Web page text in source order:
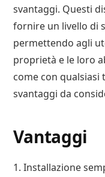
svantaggi. Questi
fornire un livello di
permettendo agli
proprietà e le loro
come con qualsiasi
svantaggi da
Vantaggi
1. Installazione